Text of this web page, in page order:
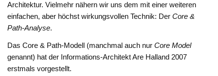
Architektur. Vielmehr nähern wir uns dem mit einer weiteren
einfachen, aber höchst wirkungsvollen Technik: DerCore &
Path-Analyse.
Das Core & Path-Modell (manchmal auch nurCore Model
genannt) hat der Informations-Architekt Are Halland 2007
erstmals vorgestellt.